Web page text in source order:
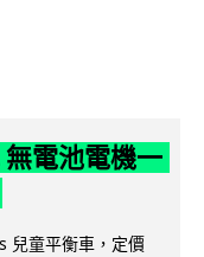
電池電機一
兒童平衡車，定價